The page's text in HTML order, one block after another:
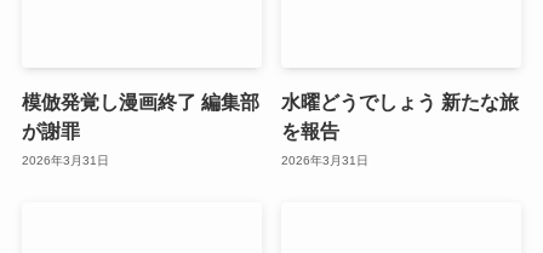
模倣発覚し漫画終了 編集部
が謝罪
2026年3月31日
水曜どうでしょう 新たな旅
を報告
2026年3月31日